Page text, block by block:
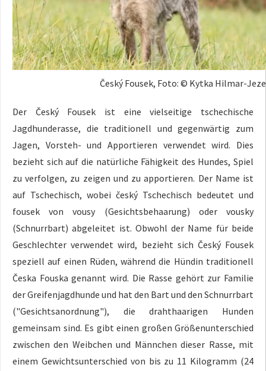
Český Fousek, Foto: © Kytka Hilmar-
Der Český Fousek ist eine vielseitige tschechische
Jagdhunderasse, die traditionell und gegenwärtig zum
Jagen, Vorsteh- und Apportieren verwendet wird. Dies
bezieht sich auf die natürliche Fähigkeit des Hundes, Spiel
zu verfolgen, zu zeigen und zu apportieren. Der Name ist
auf Tschechisch, wobei český Tschechisch bedeutet und
fousek von vousy (Gesichtsbehaarung) oder vousky
(Schnurrbart) abgeleitet ist. Obwohl der Name für beide
Geschlechter verwendet wird, bezieht sich Český Fousek
speziell auf einen Rüden, während die Hündin traditionell
Česka Fouska genannt wird. Die Rasse gehört zur Familie
der Greifenjagdhunde und hat den Bart und den Schnurrbart
("Gesichtsanordnung"), die drahthaarigen Hunden
gemeinsam sind. Es gibt einen großen Größenunterschied
zwischen den Weibchen und Männchen dieser Rasse, mit
einem Gewichtsunterschied von bis zu 11 Kilogramm (24